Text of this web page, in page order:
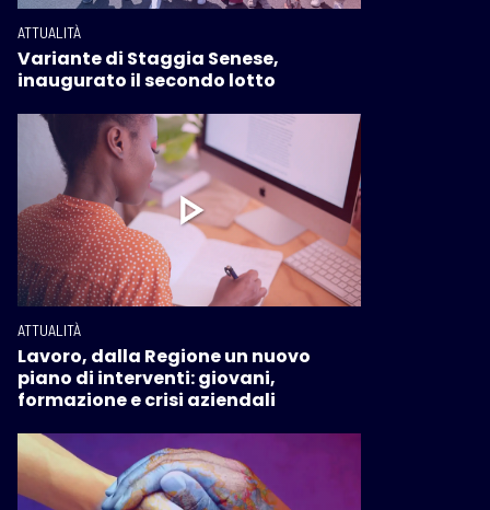
ATTUALITÀ
Variante di Staggia Senese,
inaugurato il secondo lotto
ATTUALITÀ
Lavoro, dalla Regione un nuovo
piano di interventi: giovani,
formazione e crisi aziendali